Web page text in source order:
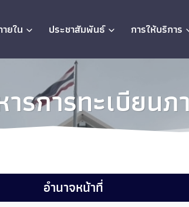
ยใน ประชาสัมพันธ์ การให้บริการ
รการทะเบียน
อำนาจหน้าที่